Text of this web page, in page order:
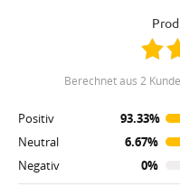
berechnet aus 2
Positiv
93.33%
Neutral
6.67%
Negativ
0%